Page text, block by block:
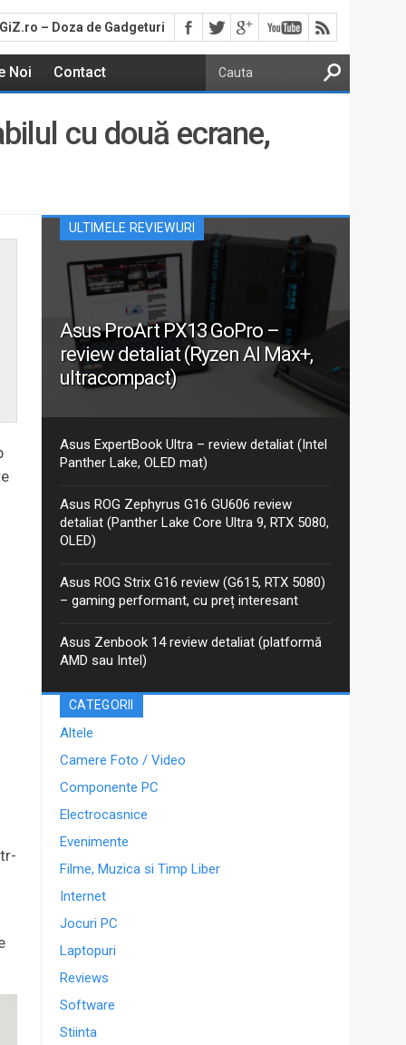
GiZ.ro – Doza de Gadgeturi
Noi Contact
cu două ecrane,
ULTIMELE REVIEWURI
Asus ProArt PX13 GoPro –
review detaliat (Ryzen AI Max+,
ultracompact)
Aceasta este recenzia mea detaliată pentru varianta
actualizată 2026 GoPro Edition din seria Asus ProArt
PX13. Am discutat despre ProArt PX13 într-un articol
anterior, iar între timp Asus a...
Asus ExpertBook Ultra – review detaliat (Intel
Panther Lake, OLED mat)
Asus ROG Zephyrus G16 GU606 review
detaliat (Panther Lake Core Ultra 9, RTX 5080,
OLED)
Asus ROG Strix G16 review (G615, RTX 5080)
– gaming performant, cu preț interesant
Asus Zenbook 14 review detaliat (platformă
AMD sau Intel)
CATEGORII
Altele
Camere Foto / Video
Componente PC
Electrocasnice
Evenimente
Filme, Muzica si Timp Liber
Internet
Jocuri PC
Laptopuri
Reviews
Software
Stiinta